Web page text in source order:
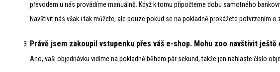
převodem u nás provádíme manuálně. Když k tomu připočteme dobu samotného
Navštívit nás však i tak můžete, ale pouze pokud se na pokladně prokážete potvrzením
Právě jsem zakoupil vstupenku přes váš e-shop. Mohu zoo navštívit ještě
Ano, vaši objednávku vidíme na pokladně během pár sekund, takže jen nahlaste číslo